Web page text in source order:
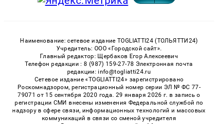
Наименование: сетевое издание TOGLIATTI24 (ТОЛЬЯТТИ24)
Учредитель: ООО «Городской сайт».
Главный редактор: Щербаков Егор Алексеевич
Телефон редакции : 8 (987) 159-27-78 Электронная почта
редакции: info@togliatti24.ru
Сетевое издание «TOGLIATTI24» зарегистрировано
Роскомнадзором, регистрационный номер серии ЭЛ № ФС 77-
79071 от 15 сентября 2020 года. 29 января 2026 г. в запись о
регистрации СМИ внесены изменения Федеральной службой по
надзору в сфере связи, информационных технологий и массовых
коммуникаций в связи со сменой учредителя